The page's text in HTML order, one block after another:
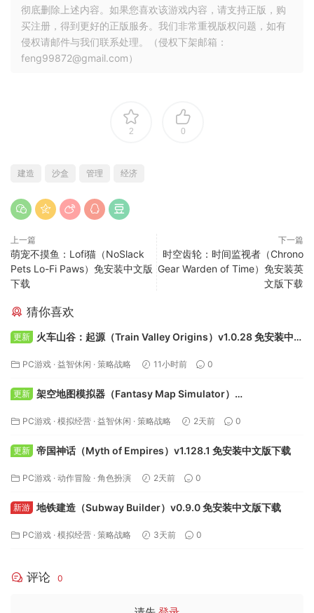
彻底删除上述内容。如果您喜欢该游戏内容，请支持正版，购
买注册，得到更好的正版服务。我们非常重视版权问题，如有
侵权请邮件与我们联系处理。（侵权下架邮箱：
feng99872@gmail.com）
2 0
建造 沙盒 管理 经济
上一篇
萌宠不摸鱼：Lofi猫（NoSlack
Pets Lo-Fi Paws）免安装中文版
下载
下一篇
时空齿轮：时间监视者（Chrono
Gear Warden of Time）免安装英
文版下载
猜你喜欢
更新
火车山谷：起源（Train Valley Origins）v1.0.28 免安装中文
PC游戏 · 益智休闲 · 策略战略 11小时前 0
更新 架空地图模拟器（Fantasy Map Simulator）
PC游戏 · 模拟经营 · 益智休闲 · 策略战略 2天前 0
更新 帝国神话（Myth of Empires）v1.128.1 免安装中文版下载
PC游戏 · 动作冒险 · 角色扮演 2天前 0
新游 地铁建造（Subway Builder）v0.9.0 免安装中文版下载
PC游戏 · 模拟经营 · 策略战略 3天前 0
评论 0